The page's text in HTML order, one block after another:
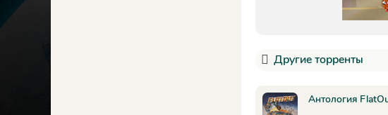
Другие торренты
Антология